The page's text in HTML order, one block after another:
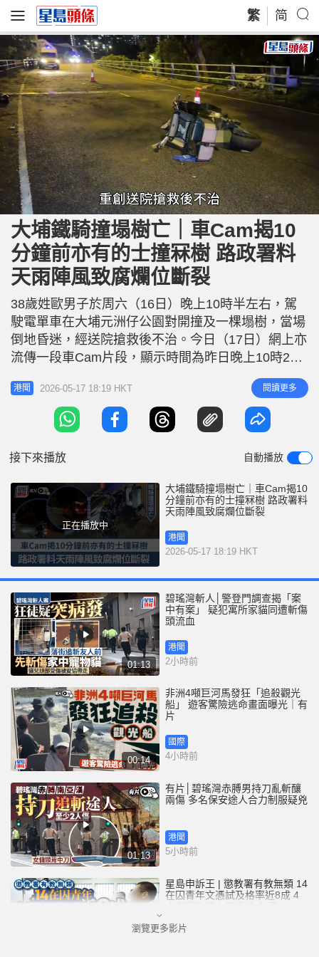
繁 简
n
m
u
t
e
L
o
a
d
e
:
3
.
2
0
大埔鐵騎撞塌樹亡｜車Cam揭10
分鐘前亦有的士撞冧樹 路政署料
天雨陣風致腐爛位斷裂
38歲姓歐男子於周六（16日）晚上10時半左右，駕
駛電單車在大埔元洲仔公園對開撞及一棵塌樹，當場
倒地昏迷，經送院搶救後不治。今日（17日）網上亦
流傳一段車Cam片段，顯示時間為昨日晚上10時20
分，與警方接報時間相距僅約10分鐘。片段可見，當
時塌樹攔阻其中一條行車線，遠看猶如融入陰影，近
望則見殘枝碎屑滿佈路面。當時一部電單車駛經時幸
因車速不快，可以及時扭開躲避，然而後方一部的士
港聞 2026-05-17 18:19 HKT 閱讀更多
接下來播放 自動播放
正在播放中
大埔鐵騎撞塌樹亡｜車Cam揭10
分鐘前亦有的士撞冧樹 路政署料
天雨陣風致腐爛位斷裂
港聞
2026-05-17 18:19 HKT
01:13
碧瑤灣斬人│警登門調查揭「案
中有案」 疑犯寓所家貓同遭斬傷
頭流血
港聞
2小時前
00:14
非洲4噸巨河馬發狂「追殺觀光
船」 遊客驚險逃命畫面曝光｜有
片
國際
4小時前
01:13
有片│碧瑤灣赤膊男持刀亂斬釀
兩傷 多名保安途人合力制服疑兇
港聞
5小時前
星島申訴王 | 懲教署有教無類 14
在囚青年文憑試及格率近8成 4
港聞
瀏覽更多影片